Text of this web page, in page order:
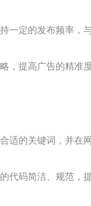
定的发布频率，
，提高广告的精准度
的关键词，并在
码简洁、规范，